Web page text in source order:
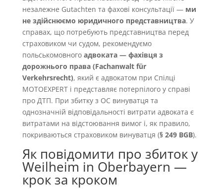
незалежне Gutachten та фахові консультації — ми
не здійснюємо юридичного представництва. У
справах, що потребують представництва перед
страховиком чи судом, рекомендуємо
польськомовного адвоката — фахівця з
дорожнього права (Fachanwalt für
Verkehrsrecht), який є адвокатом при Спілці
MOTOEXPERT і представляє потерпілого у справі
про ДТП. При збитку з OC винуватця та
однозначній відповідальності витрати адвоката є
витратами на відстоювання вимог і, як правило,
покриваються страховиком винуватця (§ 249 BGB).
Як повідомити про збиток у
Weilheim in Oberbayern —
крок за кроком